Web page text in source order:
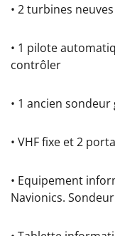
• 2 turbines
• 1 pilote
contrôler
• 1 ancien
• VHF fixe et 2
• Equipement
Navionics.